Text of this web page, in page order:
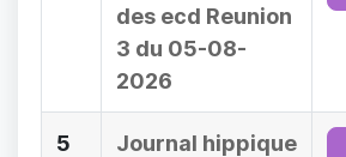
des ecd Reunion
3 du 05-08-
2026
5
Journal hippique